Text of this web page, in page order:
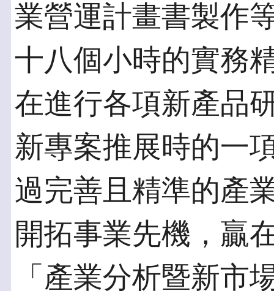
業營運計畫書製作
十八個小時的實務
在進行各項新產品
新專案推展時的一
過完善且精準的產
開拓事業先機，贏
「產業分析暨新市